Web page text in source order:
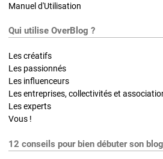
Manuel d'Utilisation
Qui utilise OverBlog ?
Les créatifs
Les passionnés
Les influenceurs
Les entreprises, collectivités et
Les experts
Vous !
12 conseils pour bien débuter son